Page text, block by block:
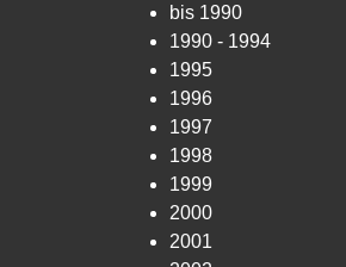
bis 1990
1990 - 1994
1995
1996
1997
1998
1999
2000
2001